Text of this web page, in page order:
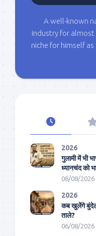
A well-known
industry for almost
niche for himself
2026
गुलामी में भी
ध्यानचंद को
08/08/2026
2026
कब खुलेंगे
ताले?
06/08/2026